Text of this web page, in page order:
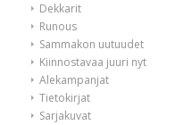
Dekkarit
Runous
Sammakon uutuudet
Kiinnostavaa juuri nyt
Alekampanjat
Tietokirjat
Sarjakuvat